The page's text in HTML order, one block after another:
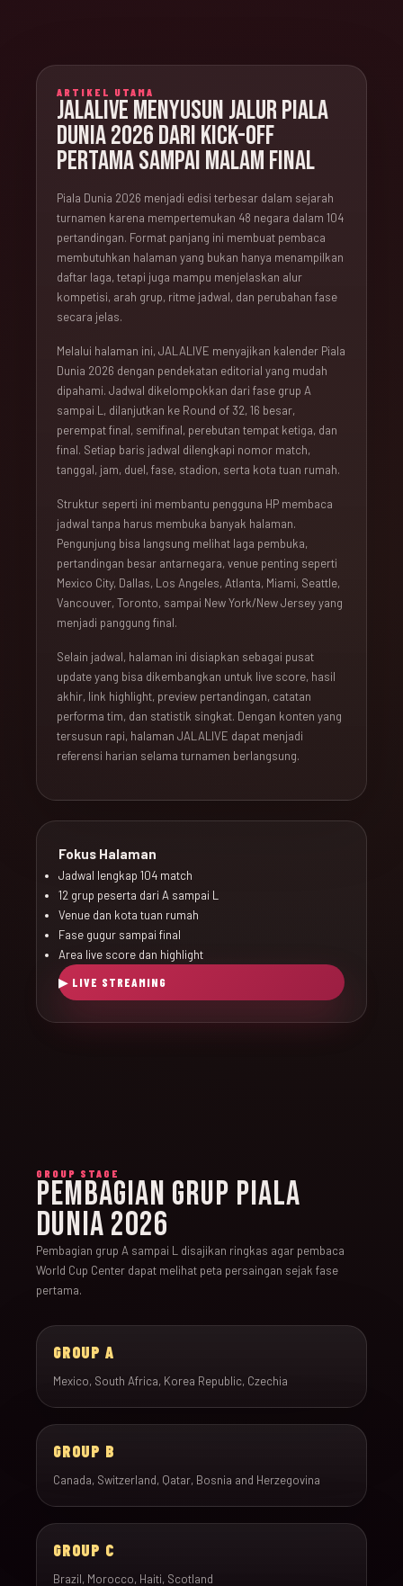
ARTIKEL UTAMA
JALALIVE MENYUSUN JALUR PIALA
DUNIA 2026 DARI KICK-OFF
PERTAMA SAMPAI MALAM FINAL
Piala Dunia 2026 menjadi edisi terbesar dalam sejarah
turnamen karena mempertemukan 48 negara dalam 104
pertandingan. Format panjang ini membuat pembaca
membutuhkan halaman yang bukan hanya menampilkan
daftar laga, tetapi juga mampu menjelaskan alur
kompetisi, arah grup, ritme jadwal, dan perubahan fase
secara jelas.
Melalui halaman ini, JALALIVE menyajikan kalender Piala
Dunia 2026 dengan pendekatan editorial yang mudah
dipahami. Jadwal dikelompokkan dari fase grup A
sampai L, dilanjutkan ke Round of 32, 16 besar,
perempat final, semifinal, perebutan tempat ketiga, dan
final. Setiap baris jadwal dilengkapi nomor match,
tanggal, jam, duel, fase, stadion, serta kota tuan rumah.
Struktur seperti ini membantu pengguna HP membaca
jadwal tanpa harus membuka banyak halaman.
Pengunjung bisa langsung melihat laga pembuka,
pertandingan besar antarnegara, venue penting seperti
Mexico City, Dallas, Los Angeles, Atlanta, Miami, Seattle,
Vancouver, Toronto, sampai New York/New Jersey yang
menjadi panggung final.
Selain jadwal, halaman ini disiapkan sebagai pusat
update yang bisa dikembangkan untuk live score, hasil
akhir, link highlight, preview pertandingan, catatan
performa tim, dan statistik singkat. Dengan konten yang
tersusun rapi, halaman JALALIVE dapat menjadi
referensi harian selama turnamen berlangsung.
Fokus Halaman
Jadwal lengkap 104 match
12 grup peserta dari A sampai L
Venue dan kota tuan rumah
Fase gugur sampai final
Area live score dan highlight
▶ LIVE STREAMING
GROUP STAGE
PEMBAGIAN GRUP PIALA
DUNIA 2026
Pembagian grup A sampai L disajikan ringkas agar pembaca
World Cup Center dapat melihat peta persaingan sejak fase
pertama.
GROUP A
Mexico, South Africa, Korea Republic, Czechia
GROUP B
Canada, Switzerland, Qatar, Bosnia and Herzegovina
GROUP C
Brazil, Morocco, Haiti, Scotland